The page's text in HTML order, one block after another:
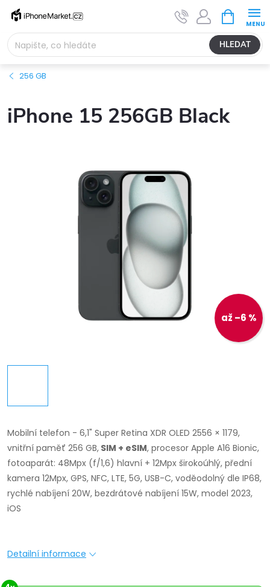
Přejít
obsah
HLEDAT
NÁKUPNÍ
KOŠÍK
256 GB
iPhone 15 256GB Black
až –6 %
Mobilní telefon - 6,1" Super Retina XDR OLED 2556 × 1179,
vnitřní paměť 256 GB, SIM + eSIM, procesor Apple A16 Bionic,
fotoaparát: 48Mpx (f/1,6) hlavní + 12Mpx širokoúhlý, přední
kamera 12Mpx, GPS, NFC, LTE, 5G, USB-C, voděodolný dle IP68,
rychlé nabíjení 20W, bezdrátové nabíjení 15W, model 2023,
iOS
Detailní informace